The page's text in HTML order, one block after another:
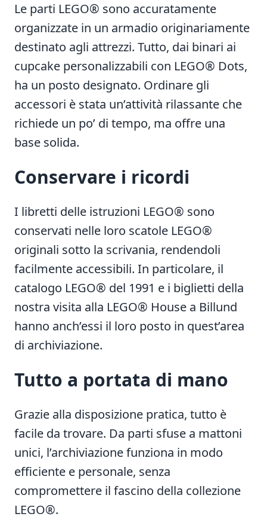
Le parti LEGO® sono accuratamente
organizzate in un armadio originariamente
destinato agli attrezzi. Tutto, dai binari ai
cupcake personalizzabili con LEGO® Dots,
ha un posto designato. Ordinare gli
accessori è stata un’attività rilassante che
richiede un po’ di tempo, ma offre una
base solida.
Conservare i ricordi
I libretti delle istruzioni LEGO® sono
conservati nelle loro scatole LEGO®
originali sotto la scrivania, rendendoli
facilmente accessibili. In particolare, il
catalogo LEGO® del 1991 e i biglietti della
nostra visita alla LEGO® House a Billund
hanno anch’essi il loro posto in quest’area
di archiviazione.
Tutto a portata di mano
Grazie alla disposizione pratica, tutto è
facile da trovare. Da parti sfuse a mattoni
unici, l’archiviazione funziona in modo
efficiente e personale, senza
compromettere il fascino della collezione
LEGO®.